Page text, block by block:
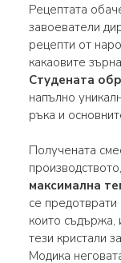
Рецептата
завоеватели
рецепти от
какаовите
Студената
напълно
ръка и
Получената
максимална
се
които съдържа,
тези кристали
Модика